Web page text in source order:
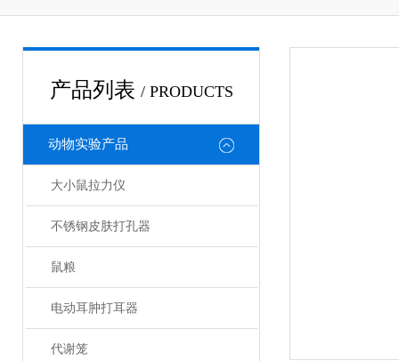
产品列表 / PRODUCTS
动物实验产品
大小鼠拉力仪
不锈钢皮肤打孔器
鼠粮
电动耳肿打耳器
代谢笼